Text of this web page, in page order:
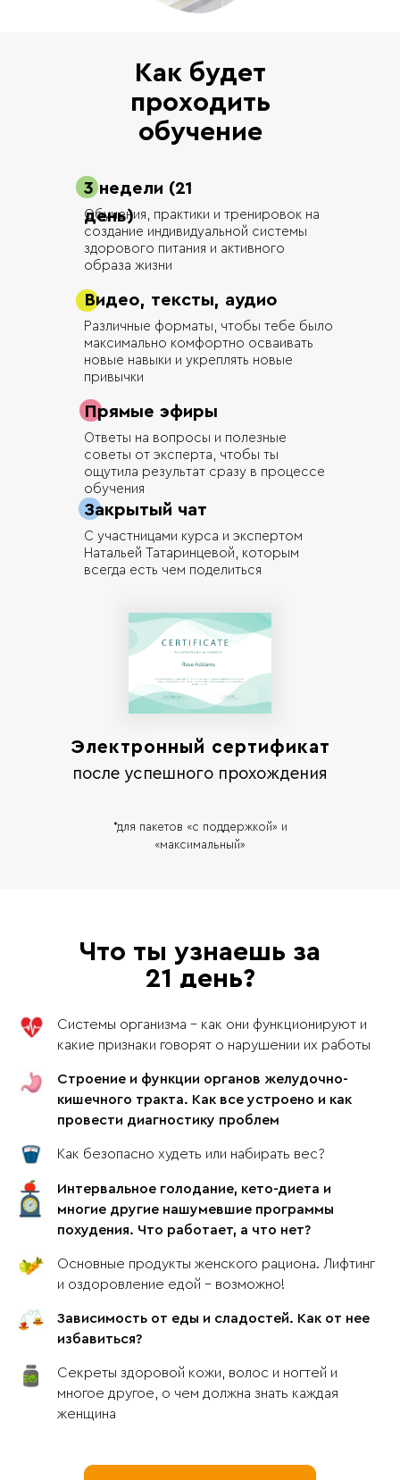
Как будет
проходить
обучение
3 недели (21
день)
Обучения, практики и тренировок на
создание индивидуальной системы
здорового питания и активного
образа жизни
Видео, тексты, аудио
Различные форматы, чтобы тебе было
максимально комфортно осваивать
новые навыки и укреплять новые
привычки
Прямые эфиры
Ответы на вопросы и полезные
советы от эксперта, чтобы ты
ощутила результат сразу в процессе
обучения
Закрытый чат
С участницами курса и экспертом
Натальей Татаринцевой, которым
всегда есть чем поделиться
Электронный сертификат
после успешного прохождения
*для пакетов «с поддержкой» и
«максимальный»
Что ты узнаешь за
21 день?
Системы организма - как они функционируют и
какие признаки говорят о нарушении их работы
Строение и функции органов желудочно-
кишечного тракта. Как все устроено и как
провести диагностику проблем
Как безопасно худеть или набирать вес?
Интервальное голодание, кето-диета и
многие другие нашумевшие программы
похудения. Что работает, а что нет?
Основные продукты женского рациона. Лифтинг
и оздоровление едой - возможно!
Зависимость от еды и сладостей. Как от нее
избавиться?
Секреты здоровой кожи, волос и ногтей и
многое другое, о чем должна знать каждая
женщина